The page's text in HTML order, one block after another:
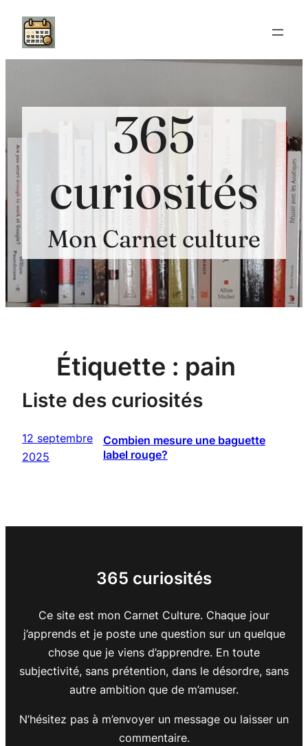
Aller
contenu
365
curiosités
Mon Carnet culture
Étiquette : pain
Liste des curiosités
12 septembre
2025
Combien mesure une baguette
label rouge?
365 curiosités
Ce site est mon Carnet Culture. Chaque jour
j’apprends et je poste une question sur un quelque
chose que je viens d’apprendre. En toute
subjectivité, sans prétention, dans le désordre, sans
autre ambition que de m’amuser.
N’hésitez pas à m’envoyer un message ou laisser un
commentaire.